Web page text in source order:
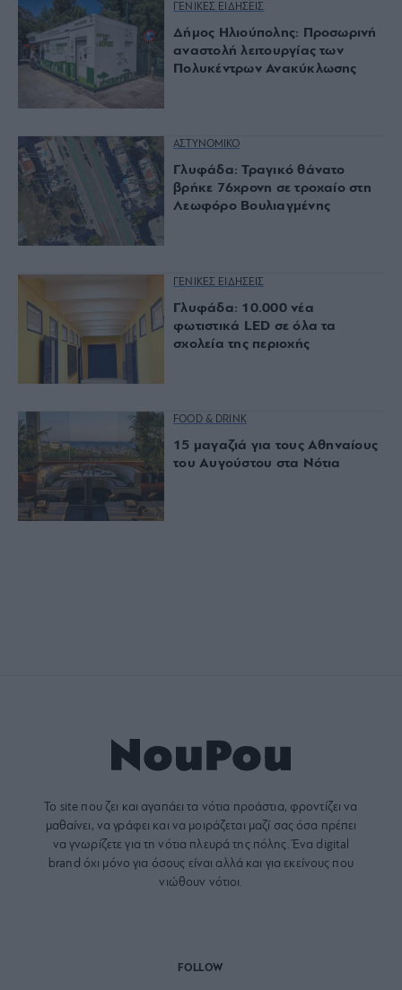
ΓΕΝΙΚΕΣ ΕΙΔΗΣΕΙΣ
Δήμος Ηλιούπολης: Προσωρινή
αναστολή λειτουργίας των
Πολυκέντρων Ανακύκλωσης
ΑΣΤΥΝΟΜΙΚΟ
Γλυφάδα: Τραγικό θάνατο
βρήκε 76χρονη σε τροχαίο στη
Λεωφόρο Βουλιαγμένης
ΓΕΝΙΚΕΣ ΕΙΔΗΣΕΙΣ
Γλυφάδα: 10.000 νέα
φωτιστικά LED σε όλα τα
σχολεία της περιοχής
FOOD & DRINK
15 μαγαζιά για τους Αθηναίους
του Αυγούστου στα Νότια
Το site που ζει και αγαπάει τα νότια προάστια, φροντίζει να
μαθαίνει, να γράφει και να μοιράζεται μαζί σας όσα πρέπει
να γνωρίζετε για τη νότια πλευρά της πόλης. Ένα digital
brand όχι μόνο για όσους είναι αλλά και για εκείνους που
νιώθουν νότιοι.
FOLLOW